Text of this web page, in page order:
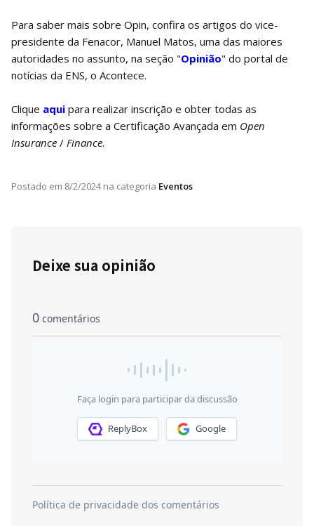
Para saber mais sobre Opin, confira os artigos do vice-
presidente da Fenacor, Manuel Matos, uma das maiores
autoridades no assunto, na seção "Opinião" do portal de
notícias da ENS, o Acontece.
Clique aqui para realizar inscrição e obter todas as
informações sobre a Certificação Avançada em Open
Insurance / Finance.
Postado em 8/2/2024na categoria Eventos
Deixe sua opinião